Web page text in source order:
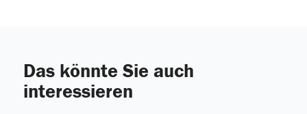
Das könnte Sie auch
interessieren